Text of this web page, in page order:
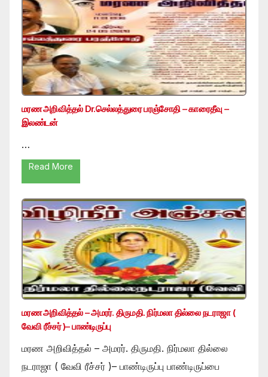
மரண அறிவித்தல் Dr.செல்லத்துரை பரஞ்சோதி – காரைதீவு –
இலண்டன்
…
Read More
மரண அறிவித்தல் – அமரர். திருமதி. நிர்மலா தில்லை நடராஜா (
வேவி ரீச்சர் )– பாண்டிருப்பு
மரண அறிவித்தல் – அமரர். திருமதி. நிர்மலா தில்லை
நடராஜா ( வேவி ரீச்சர் )– பாண்டிருப்பு பாண்டிருப்பை